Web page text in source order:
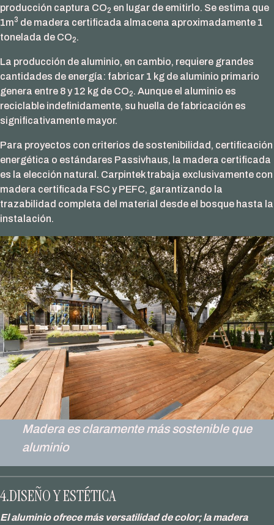
producción captura CO2 en lugar de emitirlo. Se estima que
1m3 de madera certificada almacena aproximadamente 1
tonelada de CO2.
La producción de aluminio, en cambio, requiere grandes
cantidades de energía: fabricar 1 kg de aluminio primario
genera entre 8 y 12 kg de CO2. Aunque el aluminio es
reciclable indefinidamente, su huella de fabricación es
significativamente mayor.
Para proyectos con criterios de sostenibilidad, certificación
energética o estándares Passivhaus, la madera certificada
es la elección natural. Carpintek trabaja exclusivamente con
madera certificada FSC y PEFC, garantizando la
trazabilidad completa del material desde el bosque hasta la
instalación.
Madera es claramente más sostenible que
aluminio
4.DISEÑO Y ESTÉTICA
El aluminio ofrece más versatilidad de color; la madera